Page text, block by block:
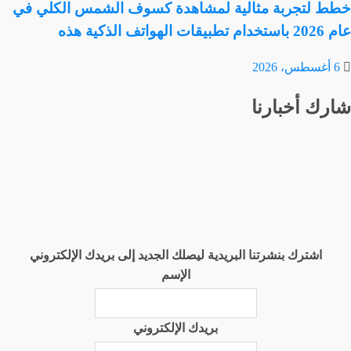
خطط لتجربة مثالية لمشاهدة كسوف الشمس الكلي في
عام 2026 باستخدام تطبيقات الهواتف الذكية هذه
6 أغسطس، 2026
شارك أخبارنا
اشترك بنشرتنا البريدية ليصلك الجديد إلى بريدك الإلكتروني
الإسم
بريدك الإلكتروني